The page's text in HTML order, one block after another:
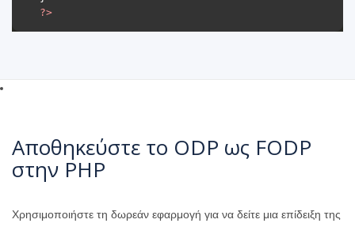
?>
Αποθηκεύστε το ODP ως FODP
στην PHP
Χρησιμοποιήστε τη δωρεάν εφαρμογή για να δείτε μια επίδειξη της